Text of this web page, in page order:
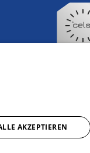
AKZEPTIEREN